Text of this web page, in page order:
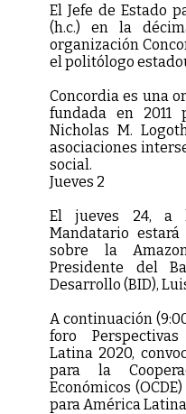
El Jefe de Estado
(h.c.) en la
organización
el politólogo
Concordia es una
fundada en
Nicholas M.
asociaciones
social.
Jueves 2
El jueves 24, a
Mandatario
sobre la
Presidente del
Desarrollo (BID),
A continuación
foro Perspectivas
Latina 2020,
para la
Económicos
para América